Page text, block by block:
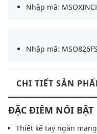
Nhập mã:
Nhập mã:
CHI TIẾT SẢN
ĐẶC ĐIỂM NỔI BẬT
Thiết kế tay ngắn